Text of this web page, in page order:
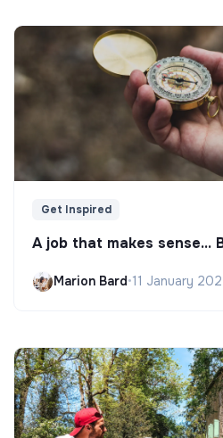
Get Inspired
A job that makes sense...
Marion Bard•11 January